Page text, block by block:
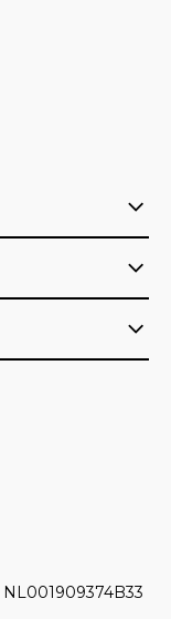
NL001909374B33